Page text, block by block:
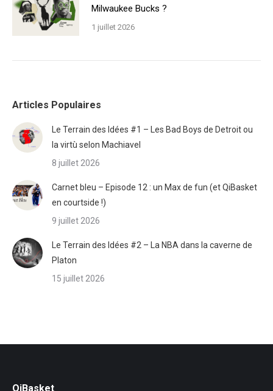
Milwaukee Bucks ?
1 juillet 2026
Articles Populaires
Le Terrain des Idées #1 – Les Bad Boys de Detroit ou
la virtù selon Machiavel
8 juillet 2026
Carnet bleu – Episode 12 : un Max de fun (et QiBasket
en courtside !)
9 juillet 2026
Le Terrain des Idées #2 – La NBA dans la caverne de
Platon
15 juillet 2026
QiBasket